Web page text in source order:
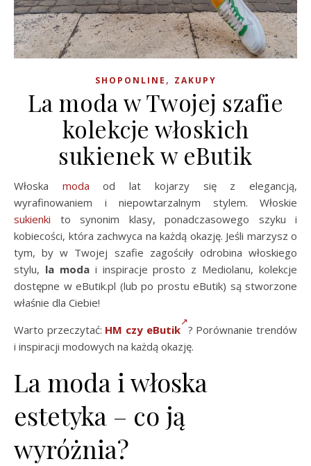
SHOPONLINE , ZAKUPY
La moda w Twojej szafie
kolekcje włoskich
sukienek w eButik
Włoska moda od lat kojarzy się z elegancją,
wyrafinowaniem i niepowtarzalnym stylem. Włoskie
sukienki to synonim klasy, ponadczasowego szyku i
kobiecości, która zachwyca na każdą okazję. Jeśli marzysz o
tym, by w Twojej szafie zagościły odrobina włoskiego
stylu, la modai inspiracje prosto z Mediolanu, kolekcje
dostępne w eButik.pl (lub po prostu eButik) są stworzone
właśnie dla Ciebie!
Warto przeczytać: HM czy eButik ? Porównanie trendów
i inspiracji modowych na każdą okazję.
La moda i włoska
estetyka – co ją
wyróżnia?